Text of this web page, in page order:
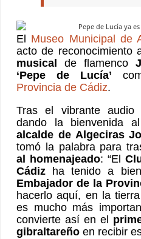
El Museo Municipal de
acto de reconocimiento
musical
de flamenco
‘Pepe de Lucía’
Provincia de Cádiz.
Tras el vibrante audio
dando la bienvenida
alcalde de Algeciras
tomó la palabra para
al homenajeado: “El
Cádiz ha tenido a
Embajador de la
hacerlo aquí, en la
es mucho más
convierte así en el
gibraltareño en recibir